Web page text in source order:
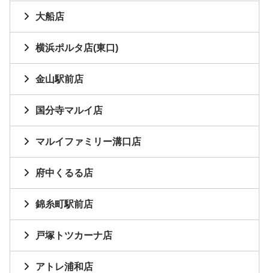
大船店
横浜ポルタ店(東口)
金山駅前店
国分寺マルイ店
マルイファミリー溝口店
府中くるる店
錦糸町駅前店
戸塚トツカーナ店
アトレ浦和店